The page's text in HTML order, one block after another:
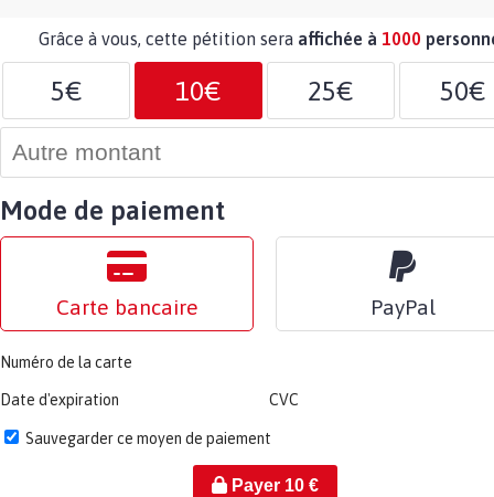
Grâce à vous, cette pétition sera affichée à 1000
5€ 10€ 25€ 50€
Mode de paiement
Carte bancaire PayPal
Numéro de la carte
Date d'expiration CVC
Sauvegarder ce moyen de paiement
Payer 10€